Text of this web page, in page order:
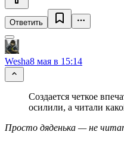
Ответить
Wesha8 мая в 15:14
Создается четкое
осилили, а читали
Просто дяденька — не